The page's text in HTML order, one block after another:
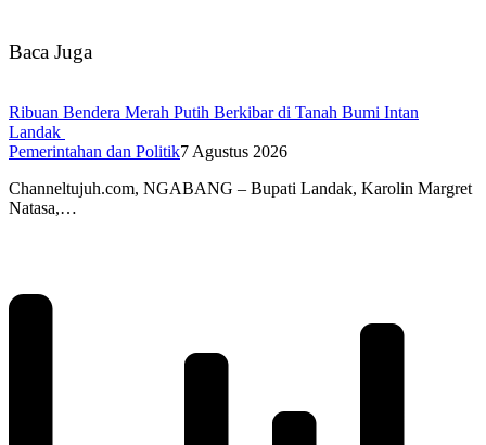
Baca Juga
Ribuan Bendera Merah Putih Berkibar di Tanah Bumi Intan
Landak
Pemerintahan dan Politik7 Agustus 2026
Channeltujuh.com, NGABANG – Bupati Landak, Karolin Margret
Natasa,…